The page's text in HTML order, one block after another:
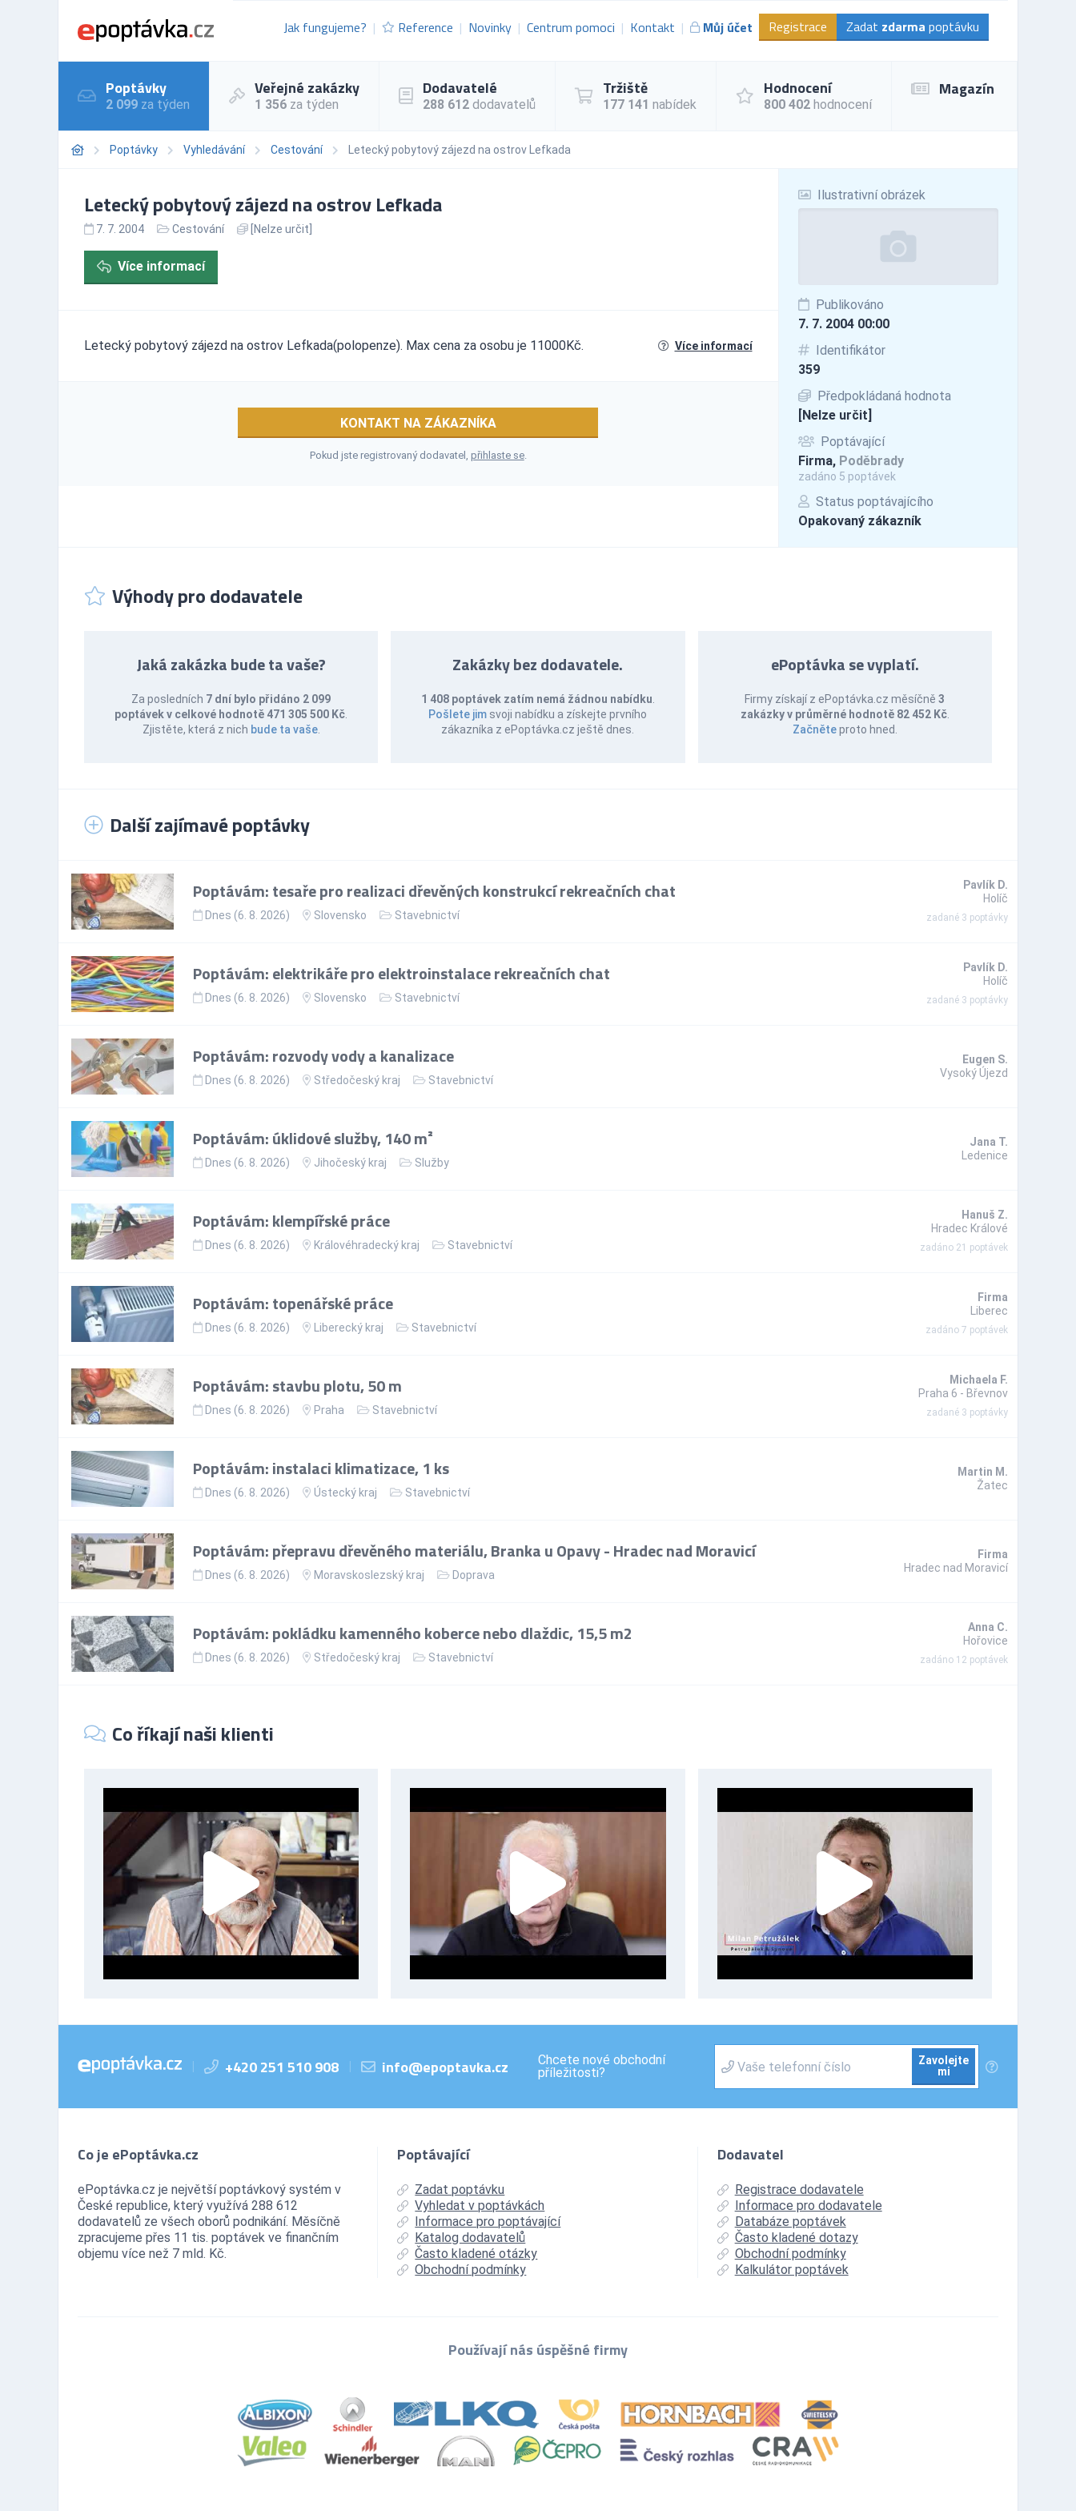
Jak fungujeme? Reference Novinky Centrum pomoci Kontakt Můj účet Registrace Zadat zdarma poptávku
Poptávky
2 099 za týden
Veřejné zakázky
1 356 za týden
Dodavatelé
288 612 dodavatelů
Tržiště
177 141 nabídek
Hodnocení
800 402 hodnocení
Magazín
Poptávky Vyhledávání Cestování Letecký pobytový zájezd na ostrov Lefkada
Ilustrativní obrázek
Publikováno
7. 7. 2004 00:00
Identifikátor
359
Předpokládaná hodnota
[Nelze určit]
Poptávající
Firma, Poděbrady
zadáno 5 poptávek
Status poptávajícího
Opakovaný zákazník
Letecký pobytový zájezd na ostrov Lefkada
7. 7. 2004 Cestování [Nelze určit]
Více informací
Letecký pobytový zájezd na ostrov Lefkada(polopenze). Max cena za osobu je 11000Kč. Více informací
KONTAKT NA ZÁKAZNÍKA
Pokud jste registrovaný dodavatel, přihlaste se.
Výhody pro dodavatele
Jaká zakázka bude ta vaše?
Za posledních 7 dní bylo přidáno 2 099
poptávek v celkové hodnotě 471 305 500 Kč
Zjistěte, která z nich bude ta vaše.
Zakázky bez dodavatele.
1 408 poptávek zatím nemá žádnou nabídku
Pošlete jim svoji nabídku a získejte prvního
zákazníka z ePoptávka.cz ještě dnes.
ePoptávka se vyplatí.
Firmy získají z ePoptávka.cz měsíčně3
zakázky v průměrné hodnotě 82 452 Kč.
Začněteproto hned.
Další zajímavé poptávky
Poptávám: tesaře pro realizaci dřevěných konstrukcí rekreačních chat
Dnes (6. 8. 2026) Slovensko Stavebnictví
Pavlík D.
Holíč
zadané 3 poptávky
Poptávám: elektrikáře pro elektroinstalace rekreačních chat
Dnes (6. 8. 2026) Slovensko Stavebnictví
Pavlík D.
Holíč
zadané 3 poptávky
Poptávám: rozvody vody a kanalizace
Dnes (6. 8. 2026) Středočeský kraj Stavebnictví
Eugen S.
Vysoký Újezd
Poptávám: úklidové služby, 140 m²
Dnes (6. 8. 2026) Jihočeský kraj Služby
Jana T.
Ledenice
Poptávám: klempířské práce
Dnes (6. 8. 2026) Královéhradecký kraj Stavebnictví
Hanuš Z.
Hradec Králové
zadáno 21 poptávek
Poptávám: topenářské práce
Dnes (6. 8. 2026) Liberecký kraj Stavebnictví
Firma
Liberec
zadáno 7 poptávek
Poptávám: stavbu plotu, 50 m
Dnes (6. 8. 2026) Praha Stavebnictví
Michaela F.
Praha 6 - Břevnov
zadané 3 poptávky
Poptávám: instalaci klimatizace, 1 ks
Dnes (6. 8. 2026) Ústecký kraj Stavebnictví
Martin M.
Žatec
Poptávám: přepravu dřevěného materiálu, Branka u Opavy - Hradec nad Moravicí
Dnes (6. 8. 2026) Moravskoslezský kraj Doprava
Firma
Hradec nad Moravicí
Poptávám: pokládku kamenného koberce nebo dlaždic, 15,5 m2
Dnes (6. 8. 2026) Středočeský kraj Stavebnictví
Anna C.
Hořovice
zadáno 12 poptávek
Co říkají naši klienti
| +420 251 510 908 | info@epoptavka.cz
Chcete nové obchodní
příležitosti?
Zavolejte
mi
Co je ePoptávka.cz
ePoptávka.cz je největší poptávkový systém v
České republice, který využívá 288 612
dodavatelů ze všech oborů podnikání. Měsíčně
zpracujeme přes 11 tis. poptávek ve finančním
objemu více než 7 mld. Kč.
Poptávající
Zadat poptávku
Vyhledat v poptávkách
Informace pro poptávající
Katalog dodavatelů
Často kladené otázky
Obchodní podmínky
Dodavatel
Registrace dodavatele
Informace pro dodavatele
Databáze poptávek
Často kladené dotazy
Obchodní podmínky
Kalkulátor poptávek
Používají nás úspěšné firmy